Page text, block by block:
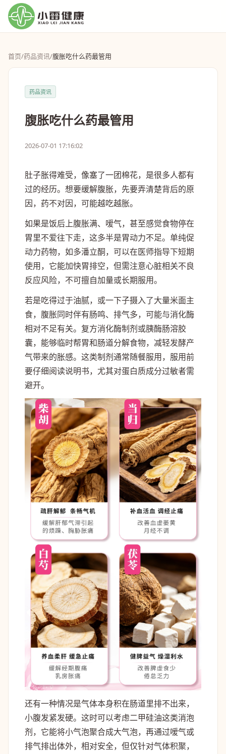
首页/药品资讯/腹胀吃什么药最管用
药品资讯
腹胀吃什么药最管用
2026-07-01 17:16:02
肚子胀得难受，像塞了一团棉花，是很多人都有
过的经历。想要缓解腹胀，先要弄清楚背后的原
因，药不对因，可能越吃越胀。
如果是饭后上腹胀满、嗳气，甚至感觉食物停在
胃里不爱往下走，这多半是胃动力不足。单纯促
动力药物，如多潘立酮，可以在医师指导下短期
使用，它能加快胃排空，但需注意心脏相关不良
反应风险，不可擅自加量或长期服用。
若是吃得过于油腻，或一下子摄入了大量米面主
食，腹胀同时伴有肠鸣、排气多，可能与消化酶
相对不足有关。复方消化酶制剂或胰酶肠溶胶
囊，能够临时帮胃和肠道分解食物，减轻发酵产
气带来的胀感。这类制剂通常随餐服用，服用前
要仔细阅读说明书，尤其对蛋白质成分过敏者需
避开。
还有一种情况是气体本身积在肠道里排不出来，
小腹发紧发硬。这时可以考虑二甲硅油这类消泡
剂，它能将小气泡聚合成大气泡，再通过嗳气或
排气排出体外，相对安全，但仅针对气体积聚，